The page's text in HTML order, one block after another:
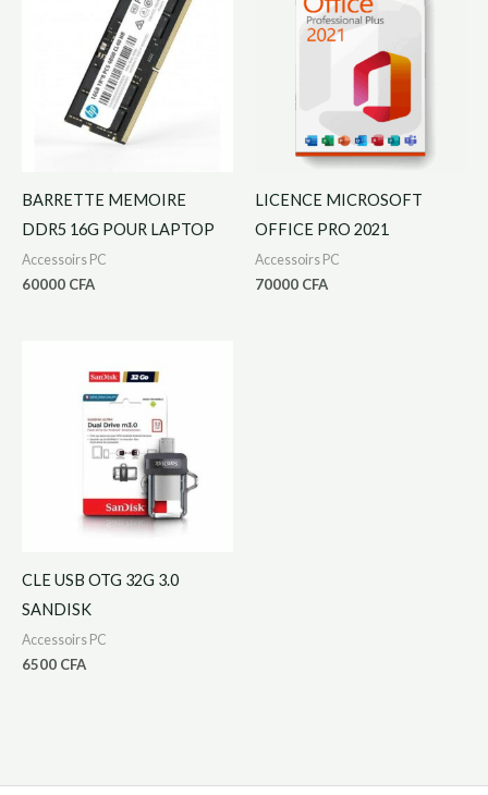
BARRETTE MEMOIRE
DDR5 16G POUR LAPTOP
Accessoirs PC
60000 CFA
LICENCE MICROSOFT
OFFICE PRO 2021
Accessoirs PC
70000 CFA
CLE USB OTG 32G 3.0
SANDISK
Accessoirs PC
6500 CFA